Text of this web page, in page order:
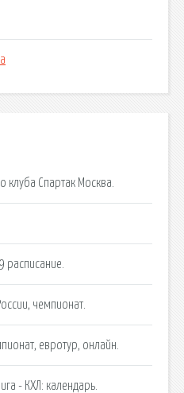
клуба Спартак Москва.
чемпионат.
евротур, онлайн.
- КХЛ: календарь.